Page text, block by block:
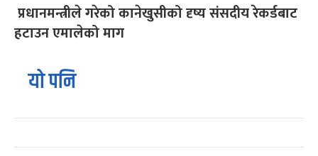
प्रधानमन्त्रीले गरेको कानेखुसीको दृष्य संसदीय रेकर्डबाट
हटाउन एमालेको माग
यो पनि